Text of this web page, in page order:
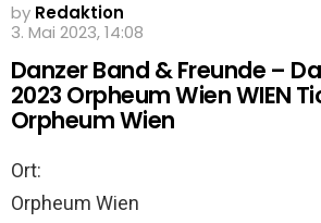
by Redaktion
3. Mai 2023, 14:08
Danzer Band & Freunde –
2023 Orpheum Wien WIEN
Orpheum Wien
Ort:
Orpheum Wien